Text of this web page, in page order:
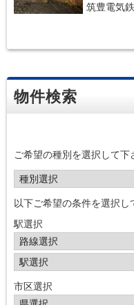
筑豊電気
物件検索
ご希望の種別を選択して下
以下ご希望の条件を選択
駅選択
市区選択